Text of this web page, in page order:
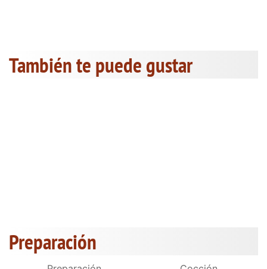
También te puede gustar
Preparación